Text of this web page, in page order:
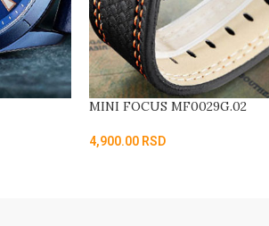
MINI FOCUS MF0029G.02
4,900.00 RSD